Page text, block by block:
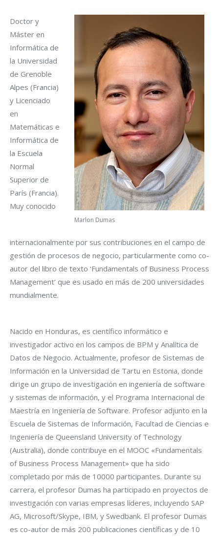
Marlon Dumas
Doctor y
Máster en
Informática de
la Universidad
de Grenoble
Alpes (Francia)
y Licenciado
en
Matemáticas e
Informática de
la Escuela
Normal
Superior de
París (Francia).
Muy conocido
internacionalmente por sus contribuciones en el campo de
gestión de procesos de negocio, particularmente como co-
autor del libro de texto ‘Fundamentals of Business Process
Management’ que es usado en más de 200 universidades
mundialmente.
Nacido en Honduras, es científico informático e
investigador activo en los campos de BPM y Analítica de
Datos de Negocio. Actualmente, profesor de Sistemas de
Información en la Universidad de Tartu en Estonia, donde
dirige un grupo de investigación en ingeniería de software
y sistemas de información, y el Programa Internacional de
Maestría en Ingeniería de Software. Profesor adjunto en la
Escuela de Sistemas de Información, Facultad de Ciencias e
Ingeniería de Queensland University of Technology
(Australia), donde contribuye en el MOOC «Fundamentals
of Business Process Management» que ha sido
completado por más de 10000 participantes. Durante su
carrera, el profesor Dumas ha participado en proyectos de
investigación con varias empresas líderes, incluyendo SAP
AG, Microsoft/Skype, IBM, y Swedbank. El profesor Dumas
es co-autor de más 200 publicaciones científicas y de 10